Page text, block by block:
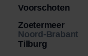
Voorschoten
Zoetermeer
Noord-Brabant
Tilburg